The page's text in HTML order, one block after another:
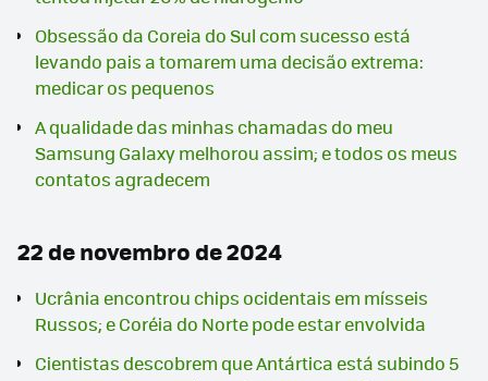
Obsessão da Coreia do Sul com sucesso está
levando pais a tomarem uma decisão extrema:
medicar os pequenos
A qualidade das minhas chamadas do meu
Samsung Galaxy melhorou assim; e todos os meus
contatos agradecem
22 de novembro de 2024
Ucrânia encontrou chips ocidentais em mísseis
Russos; e Coréia do Norte pode estar envolvida
Cientistas descobrem que Antártica está subindo 5